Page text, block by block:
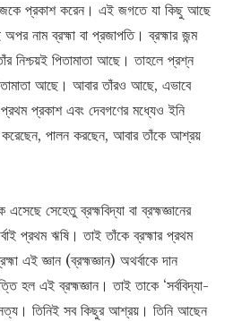
প্রকাশ করেন। এই জগতে যা কিছু আছে
নাম ব্রহ্মা বা প্রজাপতি। ব্রহ্মার জন্ম
নিশ্চয়ই পিতামাতা আছে। তাহলে প্রশ্ন
আছে। আবার তাঁরও আছে, এভাবে
প্রকাশ এবং দেবগণের মধ্যেও ইনি
পালন করছেন, আবার তাঁকে আশ্রয়
সেহেতু ব্রহ্মবিদ্যা বা ব্রহ্মজ্ঞানের
প্রথম ঋষি। তাই তাঁকে ব্রহ্মার প্রথম
এই জ্ঞান (ব্রহ্মজ্ঞান) অথর্বাকে দান
হল এই ব্রহ্মজ্ঞান। তাই তাকে ‘সর্ববিদ্যা-
তিনিই সব কিছুর আশ্রয়। তিনি আছেন